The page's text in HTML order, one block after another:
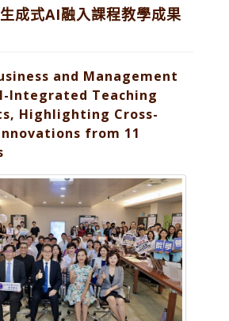
成式AI融入課程教學成果
and Management
Integrated Teaching
Highlighting Cross-
from 11